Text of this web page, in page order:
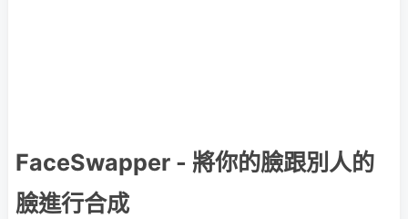
FaceSwapper - 將你的臉跟別人的
臉進行合成